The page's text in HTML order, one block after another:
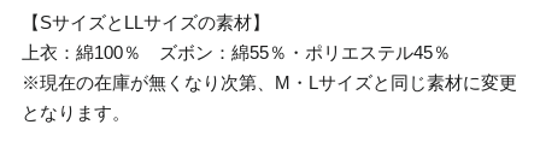
【SサイズとLLサイズの素材】
上衣：綿100％ ズボン：綿55％・ポリエステル45％
※現在の在庫が無くなり次第、M・Lサイズと同じ素材に変更
となります。